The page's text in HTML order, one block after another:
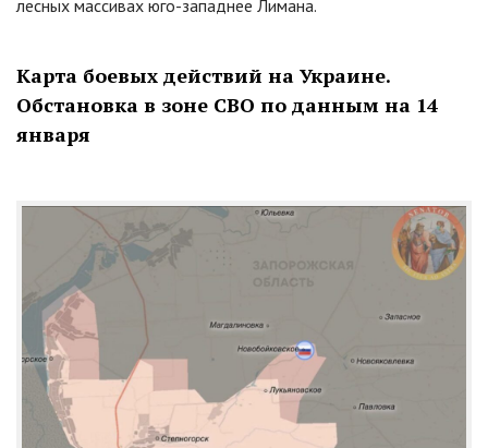
лесных массивах юго-западнее Лимана.
Карта боевых действий на Украине.
Обстановка в зоне СВО по данным на 14
января